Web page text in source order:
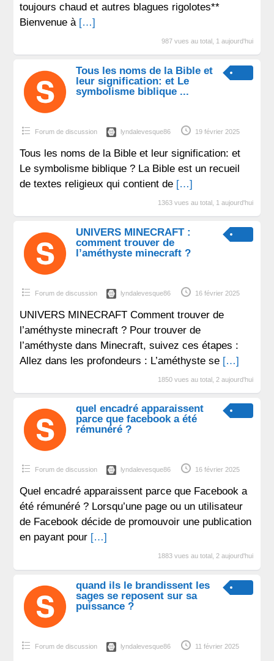
toujours chaud et autres blagues rigolotes**
Bienvenue à […]
987 vues au total, 1 aujourd'hui
Tous les noms de la Bible et
leur signification: et Le
symbolisme biblique ...
Forum de discussion lyndalevesque86 19 février 2025
Tous les noms de la Bible et leur signification: et
Le symbolisme biblique ? La Bible est un recueil
de textes religieux qui contient de […]
1363 vues au total, 1 aujourd'hui
UNIVERS MINECRAFT :
comment trouver de
l’améthyste minecraft ?
Forum de discussion lyndalevesque86 16 février 2025
UNIVERS MINECRAFT Comment trouver de
l’améthyste minecraft ? Pour trouver de
l’améthyste dans Minecraft, suivez ces étapes :
Allez dans les profondeurs : L’améthyste se […]
1850 vues au total, 2 aujourd'hui
quel encadré apparaissent
parce que facebook a été
rémunéré ?
Forum de discussion lyndalevesque86 16 février 2025
Quel encadré apparaissent parce que Facebook a
été rémunéré ? Lorsqu’une page ou un utilisateur
de Facebook décide de promouvoir une publication
en payant pour […]
1883 vues au total, 2 aujourd'hui
quand ils le brandissent les
sages se reposent sur sa
puissance ?
Forum de discussion lyndalevesque86 11 février 2025